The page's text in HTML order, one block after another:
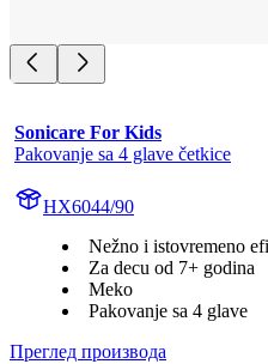
Sonicare For Kids
Pakovanje sa 4 glave četkice
HX6044/90
Nežno i istovremeno
Za decu od 7+ godina
Meko
Pakovanje sa 4 glave
Преглед производа